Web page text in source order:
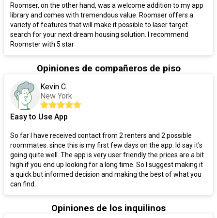
Roomser, on the other hand, was a welcome addition to my app
library and comes with tremendous value. Roomser offers a
variety of features that will make it possible to laser target
search for your next dream housing solution. I recommend
Roomster with 5 star
Opiniones de compañeros de piso
Kevin C.
New York
Easy to Use App
So far I have received contact from 2 renters and 2 possible
roommates. since this is my first few days on the app. Id say it's
going quite well. The app is very user friendly the prices are a bit
high if you end up looking for a long time. So I suggest making it
a quick but informed decision and making the best of what you
can find.
Opiniones de los inquilinos